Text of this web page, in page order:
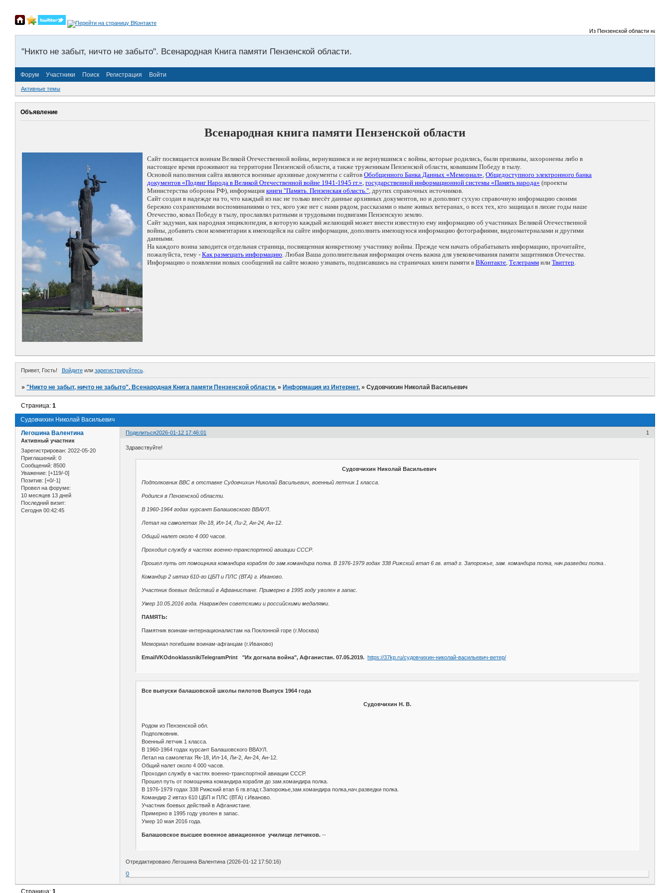
Из Пензенской области на
"Никто не забыт, ничто не забыто". Всенародная Книга памяти Пензенской области.
Форум Участники Поиск Регистрация Войти
Активные темы
Объявление
Всенародная книга памяти Пензенской области
Сайт посвящается воинам Великой Отечественной войны, вернувшимся и не вернувшимся с войны, которые родились, были призваны, захоронены либо в
настоящее время проживают на территории Пензенской области, а также труженикам Пензенской области, ковавшим Победу в тылу.
Основой наполнения сайта являются военные архивные документы с сайтов Обобщенного Банка Данных «Мемориал», Общедоступного электронного банка
документов «Подвиг Народа в Великой Отечественной войне 1941-1945 гг.», государственной информационной системы «Память народа» (проекты
Министерства обороны РФ), информация книги "Память. Пензенская область.", других справочных источников.
Сайт создан в надежде на то, что каждый из нас не только внесёт данные архивных документов, но и дополнит сухую справочную информацию своими
бережно сохраненными воспоминаниями о тех, кого уже нет с нами рядом, рассказами о ныне живых ветеранах, о всех тех, кто защищал в лихие годы наше
Отечество, ковал Победу в тылу, прославлял ратными и трудовыми подвигами Пензенскую землю.
Сайт задуман, как народная энциклопедия, в которую каждый желающий может внести известную ему информацию об участниках Великой Отечественной
войны, добавить свои комментарии к имеющейся на сайте информации, дополнить имеющуюся информацию фотографиями, видеоматериалами и другими
данными.
На каждого воина заводится отдельная страница, посвященная конкретному участнику войны. Прежде чем начать обрабатывать информацию, прочитайте,
пожалуйста, тему - Как размещать информацию. Любая Ваша дополнительная информация очень важна для увековечивания памяти защитников Отечества.
Информацию о появлении новых сообщений на сайте можно узнавать, подписавшись на страничках книги памяти в ВКонтакте, Телеграмм или Твиттер.
Привет, Гость! Войдитеили зарегистрируйтесь.
»"Никто не забыт, ничто не забыто". Всенародная Книга памяти Пензенской области. » Информация из Интернет. »Судовчихин Николай Васильевич
Судовчихин Николай Васильевич
Страница:1
Поделиться 1
2026-01-12 17:46:01
Легошина Валентина
Активный участник
Зарегистрирован: 2022-05-20
Приглашений: 0
Сообщений: 8500
Уважение: [+119/-0]
Позитив: [+0/-1]
Провел на форуме:
10 месяцев 13 дней
Последний визит:
Сегодня 00:42:45
Здравствуйте!
Судовчихин Николай Васильевич
Подполковник ВВС в отставке Судовчихин Николай Васильевич, военный летчик 1 класса.
Родился в Пензенской области.
В 1960-1964 годах курсант Балашовского ВВАУЛ.
Летал на самолетах Як-18, Ил-14, Ли-2, Ан-24, Ан-12.
Общий налет около 4 000 часов.
Проходил службу в частях военно-транспортной авиации СССР.
Прошел путь от помощника командира корабля до зам.командира полка. В 1976-1979 годах 338 Рижский втап 6 гв. втад г. Запорожье, зам. командира полка, нач.разведки полка.
Командир 2 ивтаэ 610-го ЦБП и ПЛС (ВТА) г. Иваново.
Участник боевых действий в Афганистане. Примерно в 1995 году уволен в запас.
Умер 10.05.2016 года. Награжден советскими и российскими медалями.
ПАМЯТЬ:
Памятник воинам-интернационалистам на Поклонной горе (г.Москва)
Мемориал погибшим воинам-афганцам (г.Иваново)
EmailVKOdnoklassnikiTelegramPrint "Их догнала война", Афганистан. 07.05.2019. https://37kp.ru/судовчихин-николай-васильевич-ветер/
Все выпуски балашовской школы пилотов Выпуск 1964 года
Судовчихин Н. В.
Родом из Пензенской обл.
Подполковник.
Военный летчик 1 класса.
В 1960-1964 годах курсант Балашовского ВВАУЛ.
Летал на самолетах Як-18, Ил-14, Ли-2, Ан-24, Ан-12.
Общий налет около 4 000 часов.
Проходил службу в частях военно-транспортной авиации СССР.
Прошел путь от помощника командира корабля до зам.командира полка.
В 1976-1979 годах 338 Рижский втап 6 гв.втад г.Запорожье,зам.командира полка,нач.разведки полка.
Командир 2 ивтаэ 610 ЦБП и ПЛС (ВТА) г.Иваново.
Участник боевых действий в Афганистане.
Примерно в 1995 году уволен в запас.
Умер 10 мая 2016 года.
Балашовское высшее военное авиационное училище летчиков.--
Отредактировано Легошина Валентина (2026-01-12 17:50:16)
0
Страница:1